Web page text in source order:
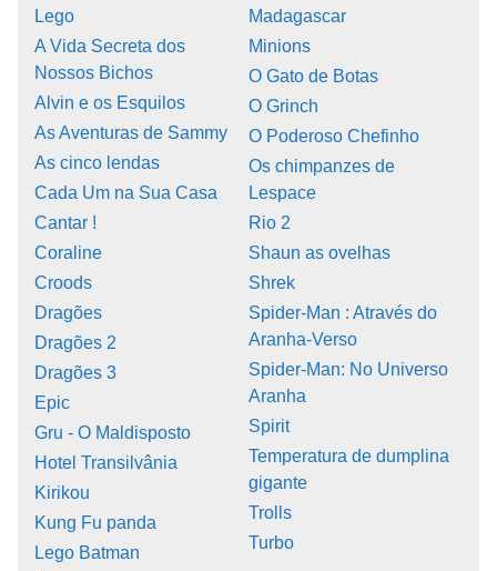
Lego
A Vida Secreta dos
Nossos Bichos
Alvin e os Esquilos
As Aventuras de Sammy
As cinco lendas
Cada Um na Sua Casa
Cantar !
Coraline
Croods
Dragões
Dragões 2
Dragões 3
Epic
Gru - O Maldisposto
Hotel Transilvânia
Kirikou
Kung Fu panda
Lego Batman
Madagascar
Minions
O Gato de Botas
O Grinch
O Poderoso Chefinho
Os chimpanzes de
Lespace
Rio 2
Shaun as ovelhas
Shrek
Spider-Man : Através do
Aranha-Verso
Spider-Man: No Universo
Aranha
Spirit
Temperatura de dumplina
gigante
Trolls
Turbo